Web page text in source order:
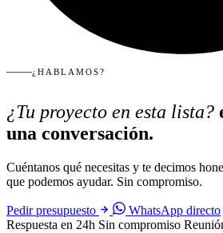
¿HABLAMOS?
¿Tu proyecto en esta lista?
una conversación.
Cuéntanos qué necesitas y te decimos
que podemos ayudar. Sin compromiso.
Pedir presupuesto
WhatsApp directo
Respuesta en 24h Sin compromiso